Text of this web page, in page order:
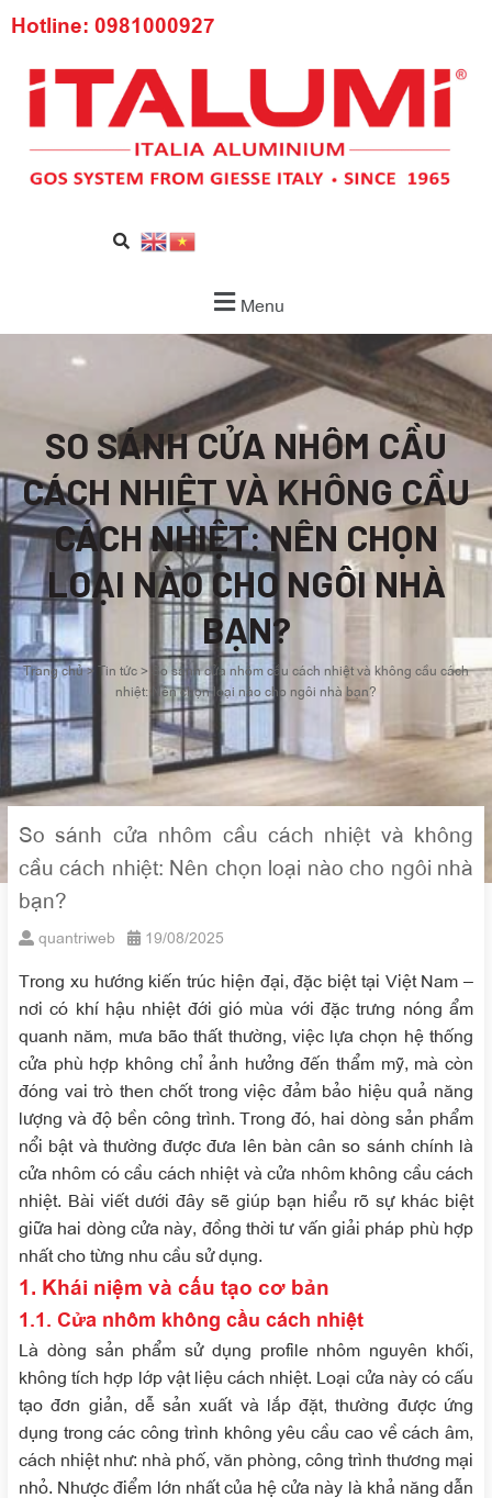
Hotline: 0981000927
Menu
SO SÁNH CỬA NHÔM CẦU
CÁCH NHIỆT VÀ KHÔNG CẦU
CÁCH NHIỆT: NÊN CHỌN
LOẠI NÀO CHO NGÔI NHÀ
BẠN?
Trang chủ> Tin tức>
So sánh cửa nhôm cầu cách nhiệt và không cầu cách
nhiệt: Nên chọn loại nào cho ngôi nhà bạn?
So sánh cửa nhôm cầu cách nhiệt và không
cầu cách nhiệt: Nên chọn loại nào cho ngôi nhà
bạn?
quantriweb 19/08/2025
Trong xu hướng kiến trúc hiện đại, đặc biệt tại Việt Nam –
nơi có khí hậu nhiệt đới gió mùa với đặc trưng nóng ẩm
quanh năm, mưa bão thất thường, việc lựa chọn hệ thống
cửa phù hợp không chỉ ảnh hưởng đến thẩm mỹ, mà còn
đóng vai trò then chốt trong việc đảm bảo hiệu quả năng
lượng và độ bền công trình. Trong đó, hai dòng sản phẩm
nổi bật và thường được đưa lên bàn cân so sánh chính là
cửa nhôm có cầu cách nhiệtvàcửa nhôm không cầu cách
nhiệt. Bài viết dưới đây sẽ giúp bạn hiểu rõ sự khác biệt
giữa hai dòng cửa này, đồng thời tư vấn giải pháp phù hợp
nhất cho từng nhu cầu sử dụng.
1. Khái niệm và cấu tạo cơ bản
1.1. Cửa nhôm không cầu cách nhiệt
Là dòng sản phẩm sử dụng profile nhôm nguyên khối,
không tích hợp lớp vật liệu cách nhiệt. Loại cửa này có cấu
tạo đơn giản, dễ sản xuất và lắp đặt, thường được ứng
dụng trong các công trình không yêu cầu cao về cách âm,
cách nhiệt như: nhà phố, văn phòng, công trình thương mại
nhỏ. Nhược điểm lớn nhất của hệ cửa này là khả năng dẫn